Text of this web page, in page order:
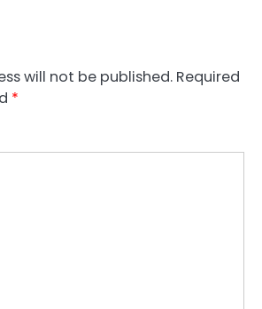
will not be published. Required
*